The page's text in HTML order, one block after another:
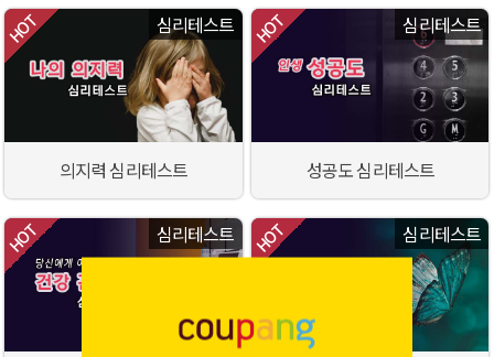
심리테스트
의지력 심리테스트
심리테스트
성공도 심리테스트
심리테스트 심리테스트